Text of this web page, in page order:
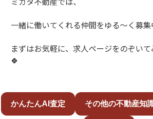
一緒に働いてくれる仲間をゆる～く募
まずはお気軽に、求人ページをのぞい
🍀
かんたんAI査定 その他の不動産知